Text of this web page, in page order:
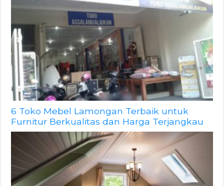
6 Toko Mebel Lamongan Terbaik untuk
Furnitur Berkualitas dan Harga Terjangkau